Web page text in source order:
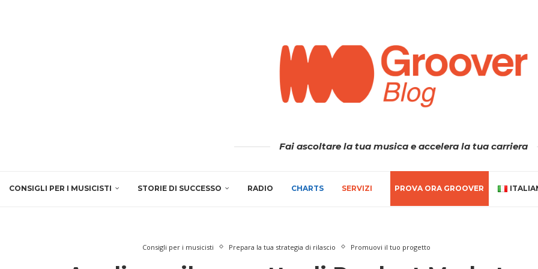
Fai ascoltare la tua musica e accelera la tua carriera
CONSIGLI PER I MUSICISTI STORIE DI SUCCESSO RADIO CHARTS SERVIZI PROVA ORA GROOVER
Consigli per i musicisti Prepara la tua strategia di rilascio Promuovi il tuo progetto